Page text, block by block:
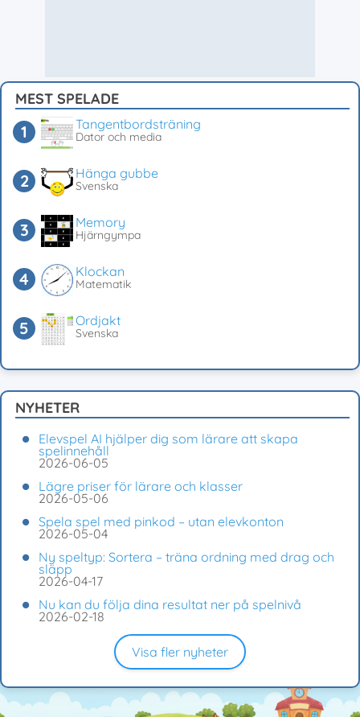
MEST SPELADE
Tangentbordsträning
Dator och media
Hänga gubbe
Svenska
Memory
Hjärngympa
Klockan
Matematik
Ordjakt
Svenska
NYHETER
Elevspel AI hjälper dig som lärare att skapa
spelinnehåll
2026-06-05
Lägre priser för lärare och klasser
2026-05-06
Spela spel med pinkod – utan elevkonton
2026-05-04
Ny speltyp: Sortera – träna ordning med drag och
släpp
2026-04-17
Nu kan du följa dina resultat ner på spelnivå
2026-02-18
Visa fler nyheter